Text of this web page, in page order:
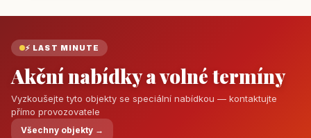
⚡ LAST MINUTE
Akční nabídky a volné termíny
Vyzkoušejte tyto objekty se speciální nabídkou — kontaktujte
přímo provozovatele
Všechny objekty →